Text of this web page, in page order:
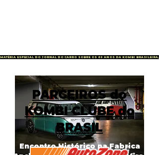
Encontro Histórico na Fabrica
MATÉRIA ESPECIAL DO JORNAL DO CARRO SOBRE OS 60 ANOS DA KOMBI BRASILEIRA,
PARCEIROS do
KOMBI CLUBE do
BRASIL